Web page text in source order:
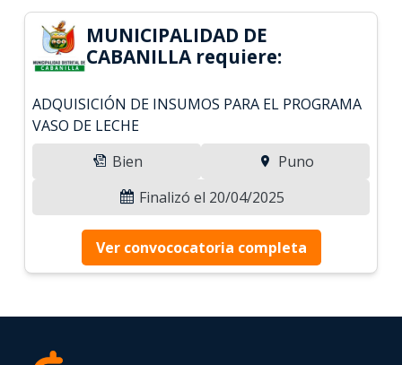
MUNICIPALIDAD DE
CABANILLA requiere:
ADQUISICIÓN DE INSUMOS PARA EL PROGRAMA
VASO DE LECHE
Bien
Puno
Finalizó el 20/04/2025
Ver convococatoria completa